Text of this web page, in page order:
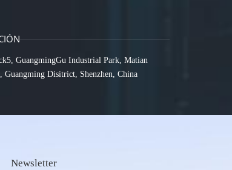
GuangmingGu Industrial Park, Matian
Guangming Disitrict, Shenzhen, China
Newsletter